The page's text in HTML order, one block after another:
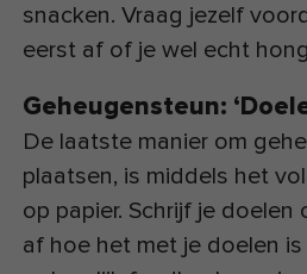
snacken. Vraag jezelf
eerst af of je wel echt
Geheugensteun:
De laatste manier om
plaatsen, is middels het
op papier. Schrijf je doelen
af hoe het met je doelen